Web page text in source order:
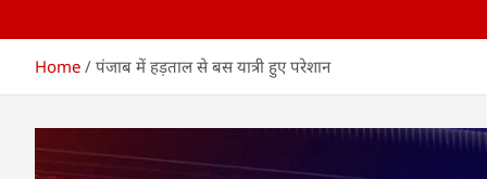
Home पंजाब में हड़ताल से बस यात्री हुए परेशान